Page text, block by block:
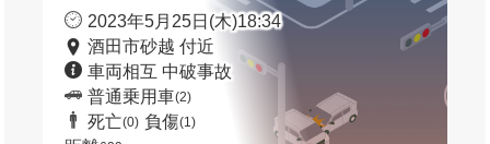
2023年5月25日(木)18:34
酒田市砂越 付近
車両相互 中破事故
普通乗用車(2)
死亡(0) 負傷(1)